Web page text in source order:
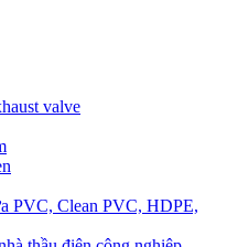
valve
PVC, Clean PVC, HDPE,